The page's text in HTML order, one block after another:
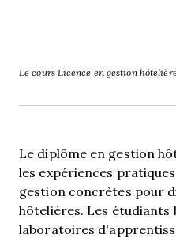
Le cours Licence en gestion
Le diplôme en gestion
les expériences
gestion concrètes pour
hôtelières. Les étudiants
laboratoires